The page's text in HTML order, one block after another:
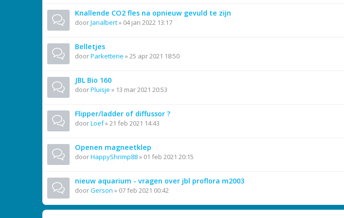
Knallende CO2 fles na opnieuw gevuld te zijn
doorJanalbert» 04 jan 2022 13:17
Belletjes
doorParketterie »25 apr 2021 18:50
JBL Bio 160
doorPluisje » 13 mar 2021 20:53
Flipper/ladder of diffussor ?
doorLoef»21 feb 2021 14:43
Openen magneetklep
doorHappyShrimp88» 01 feb 2021 20:15
nieuw aquarium - vragen over jbl proflora m2003
doorGerson » 07 feb 2021 00:42